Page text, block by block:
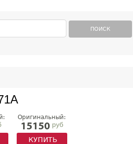
ПОИСК
Оригинальный:
15150руб
КУПИТЬ